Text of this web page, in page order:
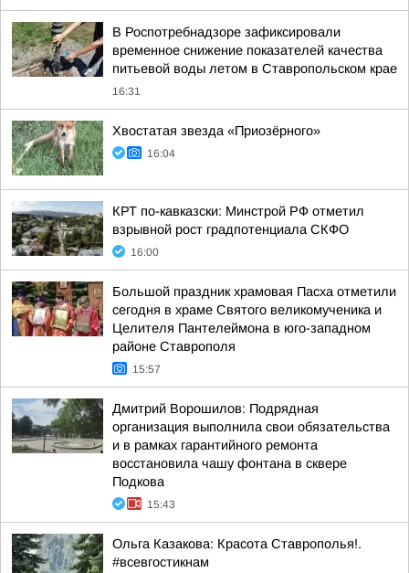
В Роспотребнадзоре зафиксировали
временное снижение показателей качества
питьевой воды летом в Ставропольском крае
16:31
Хвостатая звезда «Приозёрного»
16:04
КРТ по-кавказски: Минстрой РФ отметил
взрывной рост градпотенциала СКФО
16:00
Большой праздник храмовая Пасха отметили
сегодня в храме Святого великомученика и
Целителя Пантелеймона в юго-западном
районе Ставрополя
15:57
Дмитрий Ворошилов: Подрядная
организация выполнила свои обязательства
и в рамках гарантийного ремонта
восстановила чашу фонтана в сквере
Подкова
15:43
Ольга Казакова: Красота Ставрополья!.
#всевгостикнам